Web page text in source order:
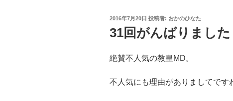
投
日:
2016年7月20日 投稿者: おかのひなた
31回がんばりました
絶賛不人気の教皇MD。
不人気にも理由がありましてです